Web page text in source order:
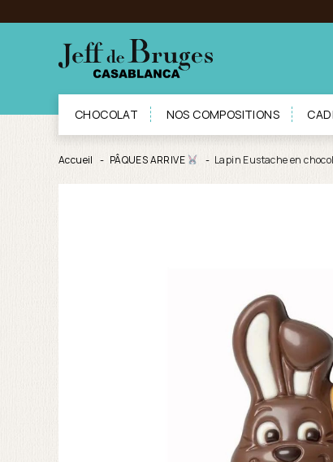
CHOCOLAT NOS COMPOSITIONS
Accueil PÂQUES ARRIVE Lapin Eustache en